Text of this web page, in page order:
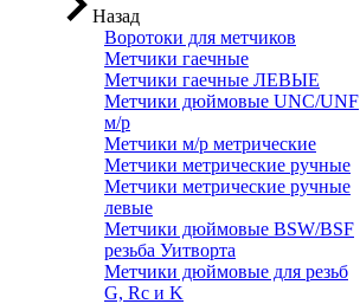
Назад
Воротоки для метчиков
Метчики гаечные
Метчики гаечные ЛЕВЫЕ
Метчики дюймовые UNC/UNF
м/р
Метчики м/р метрические
Метчики метрические ручные
Метчики метрические ручные
левые
Метчики дюймовые BSW/BSF
резьба Уитворта
Метчики дюймовые для резьб
G, Rc и K